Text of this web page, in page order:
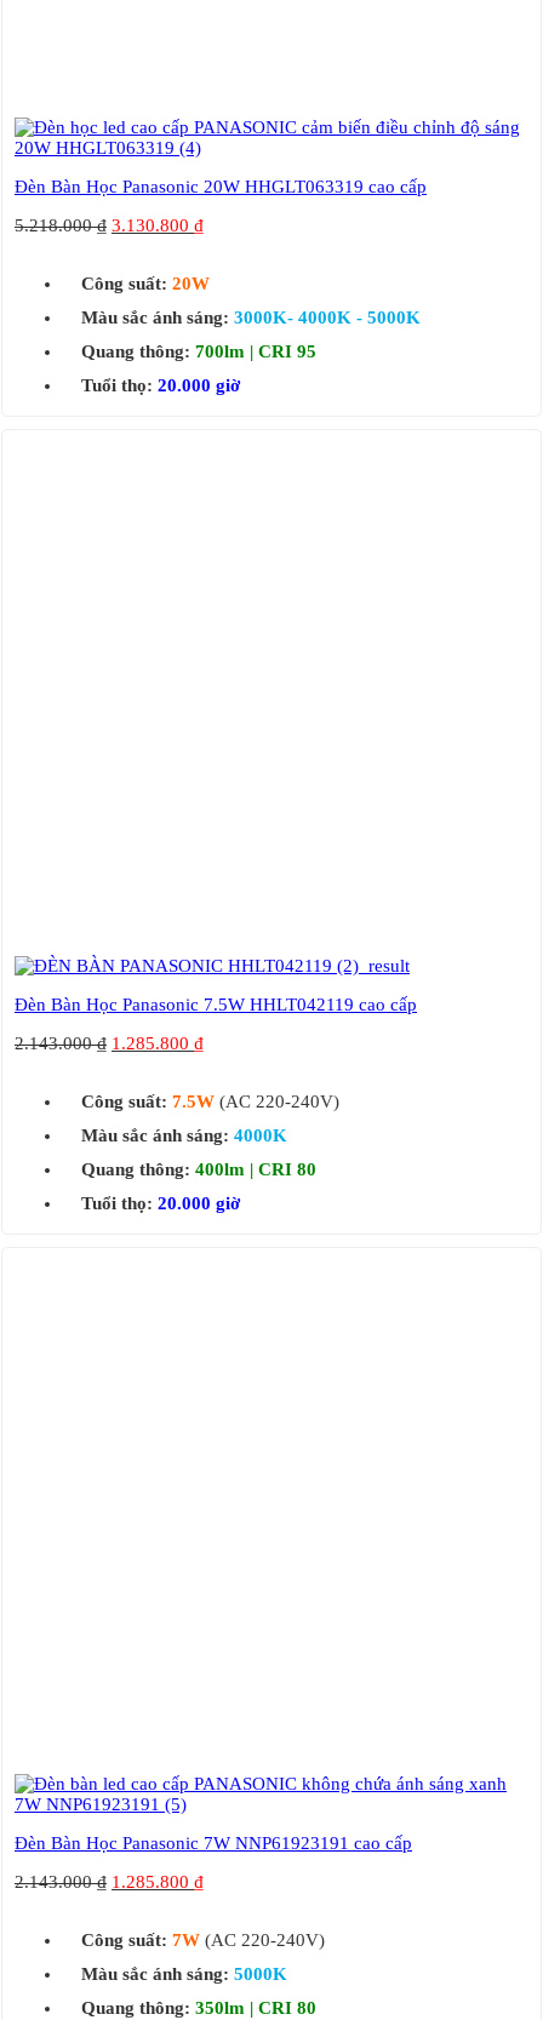
Đèn Bàn Học Panasonic 20W HHGLT063319 cao cấp
5.218.000₫ 3.130.800 ₫
Công suất: 20W
Màu sắc ánh sáng: 3000K- 4000K - 5000K
Quang thông: 700lm | CRI 95
Tuổi thọ: 20.000 giờ
Đèn Bàn Học Panasonic 7.5W HHLT042119 cao cấp
2.143.000₫ 1.285.800 ₫
Công suất: 7.5W (AC 220-240V)
Màu sắc ánh sáng: 4000K
Quang thông: 400lm | CRI 80
Tuổi thọ: 20.000 giờ
Đèn Bàn Học Panasonic 7W NNP61923191 cao cấp
2.143.000₫ 1.285.800 ₫
Công suất: 7W (AC 220-240V)
Màu sắc ánh sáng: 5000K
Quang thông: 350lm | CRI 80